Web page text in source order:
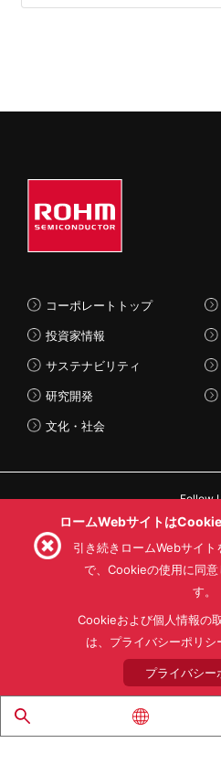
コーポレートトップ
投資家情報
サステナビリティ
研究開発
文化・社会
Follow
利用目的
プライバシーポリシー
ローム製品の販売に関する
© 1997 - 2026 ROHM CO., LTD.
ロームWebサイトはCookie
引き続きロームWebサイト
で、Cookieの使用に同意
す。
Cookieおよび個人情報の
は、プライバシーポリシ
プライバシー